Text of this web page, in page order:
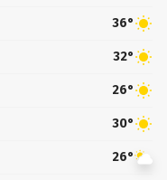
36°
32°
26°
30°
26°